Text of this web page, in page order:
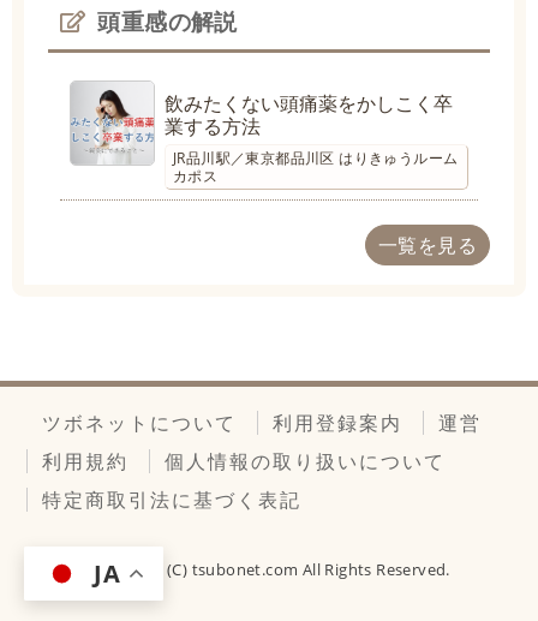
頭重感の解説
飲みたくない頭痛薬をかしこく卒
業する方法
JR品川駅／東京都品川区 はりきゅうルーム
カポス
一覧を見る
ツボネットについて 利用登録案内
運営
利用規約
個人情報の取り扱いについて
特定商取引法に基づく表記
Copyright (C) tsubonet.com All Rights Reserved.
JA